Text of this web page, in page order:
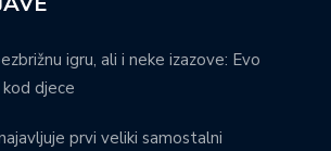
igru, ali i neke izazove: Evo
kod djece
prvi veliki samostalni